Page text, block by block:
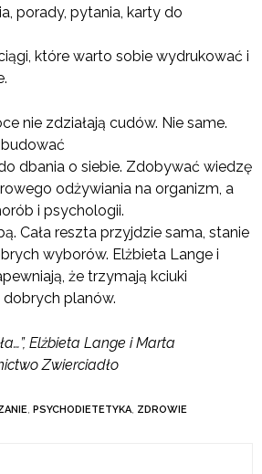
porady, pytania, karty do
które warto sobie wydrukować i
nie zdziałają cudów. Nie same.
dbania o siebie. Zdobywać wiedzę
odżywiania na organizm, a
i psychologii.
Cała reszta przyjdzie sama, stanie
wyborów. Elżbieta Lange i
że trzymają kciuki
planów.
Elżbieta Lange i Marta
Zwierciadło
, PSYCHODIETETYKA, ZDROWIE